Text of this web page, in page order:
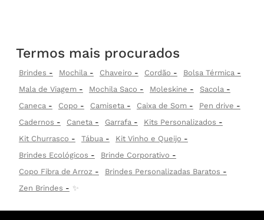
Termos mais procurados
Brindes Mochila Chaveiro Cordão
Bolsa Térmica
Mala de Viagem
Mochila Saco Moleskine
Sacola
Caneca
Copo Camiseta Caixa de Som
Pen drive
Cadernos
Caneta Garrafa
Kits Personalizados
Kit Churrasco
Tábua
Kit Vinho e Queijo
Brindes Ecológicos
Brinde Corporativo
Copo Fibra de Arroz
Brindes Personalizadas Baratos
Zen Brindes
✨